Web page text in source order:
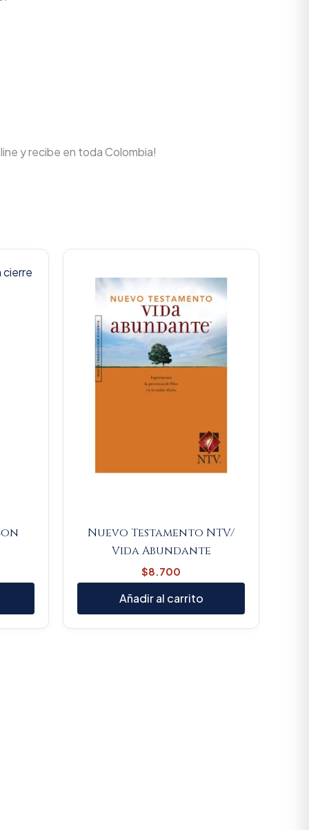
y recibe en toda Colombia!
Nuevo Testamento NTV/
Vida Abundante
$8.700
Añadir al carrito